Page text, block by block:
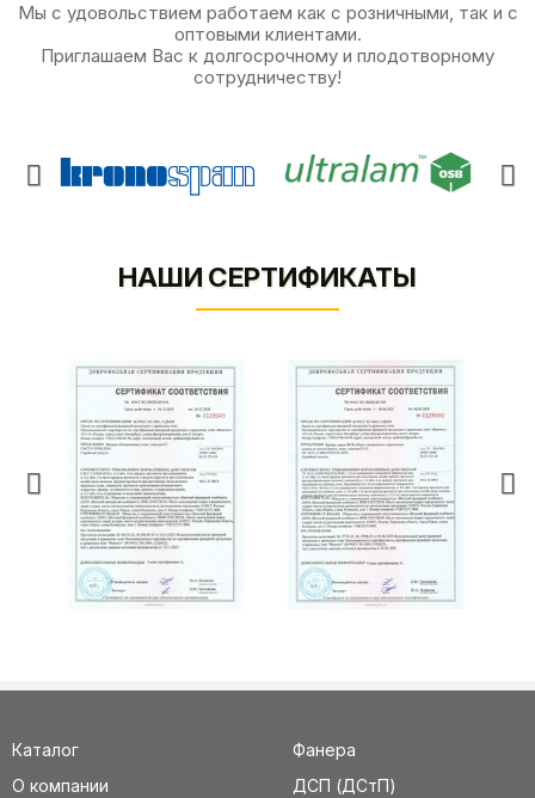
Мы с удовольствием работаем как с розничными, так и с
оптовыми клиентами.
Приглашаем Вас к долгосрочному и плодотворному
сотрудничеству!
НАШИ СЕРТИФИКАТЫ
Каталог
О компании
Фанера
ДСП (ДСтП)